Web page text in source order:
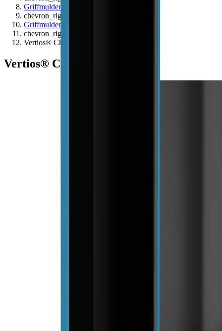
Griffmulden
chevron_right
Griffmulden
chevron_right
Vertios® Channel L
Vertios® Channel L